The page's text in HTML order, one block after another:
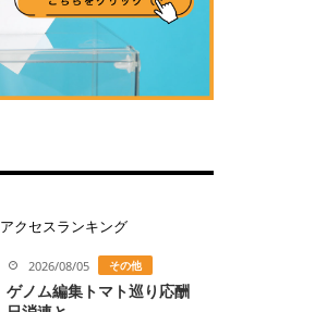
アクセスランキング
2026/08/05 その他
ゲノム編集トマト巡り応酬